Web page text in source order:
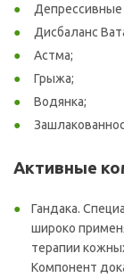
Депрессивные
Дисбаланс
Астма;
Грыжа;
Водянка;
Активные
Гандака.
широко
терапии
Компонент